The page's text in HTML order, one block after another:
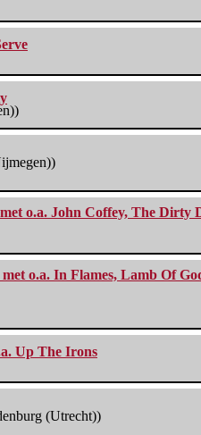
o.a. John Coffey, The Dirty
o.a. In Flames, Lamb Of
Up The Irons
(Utrecht))